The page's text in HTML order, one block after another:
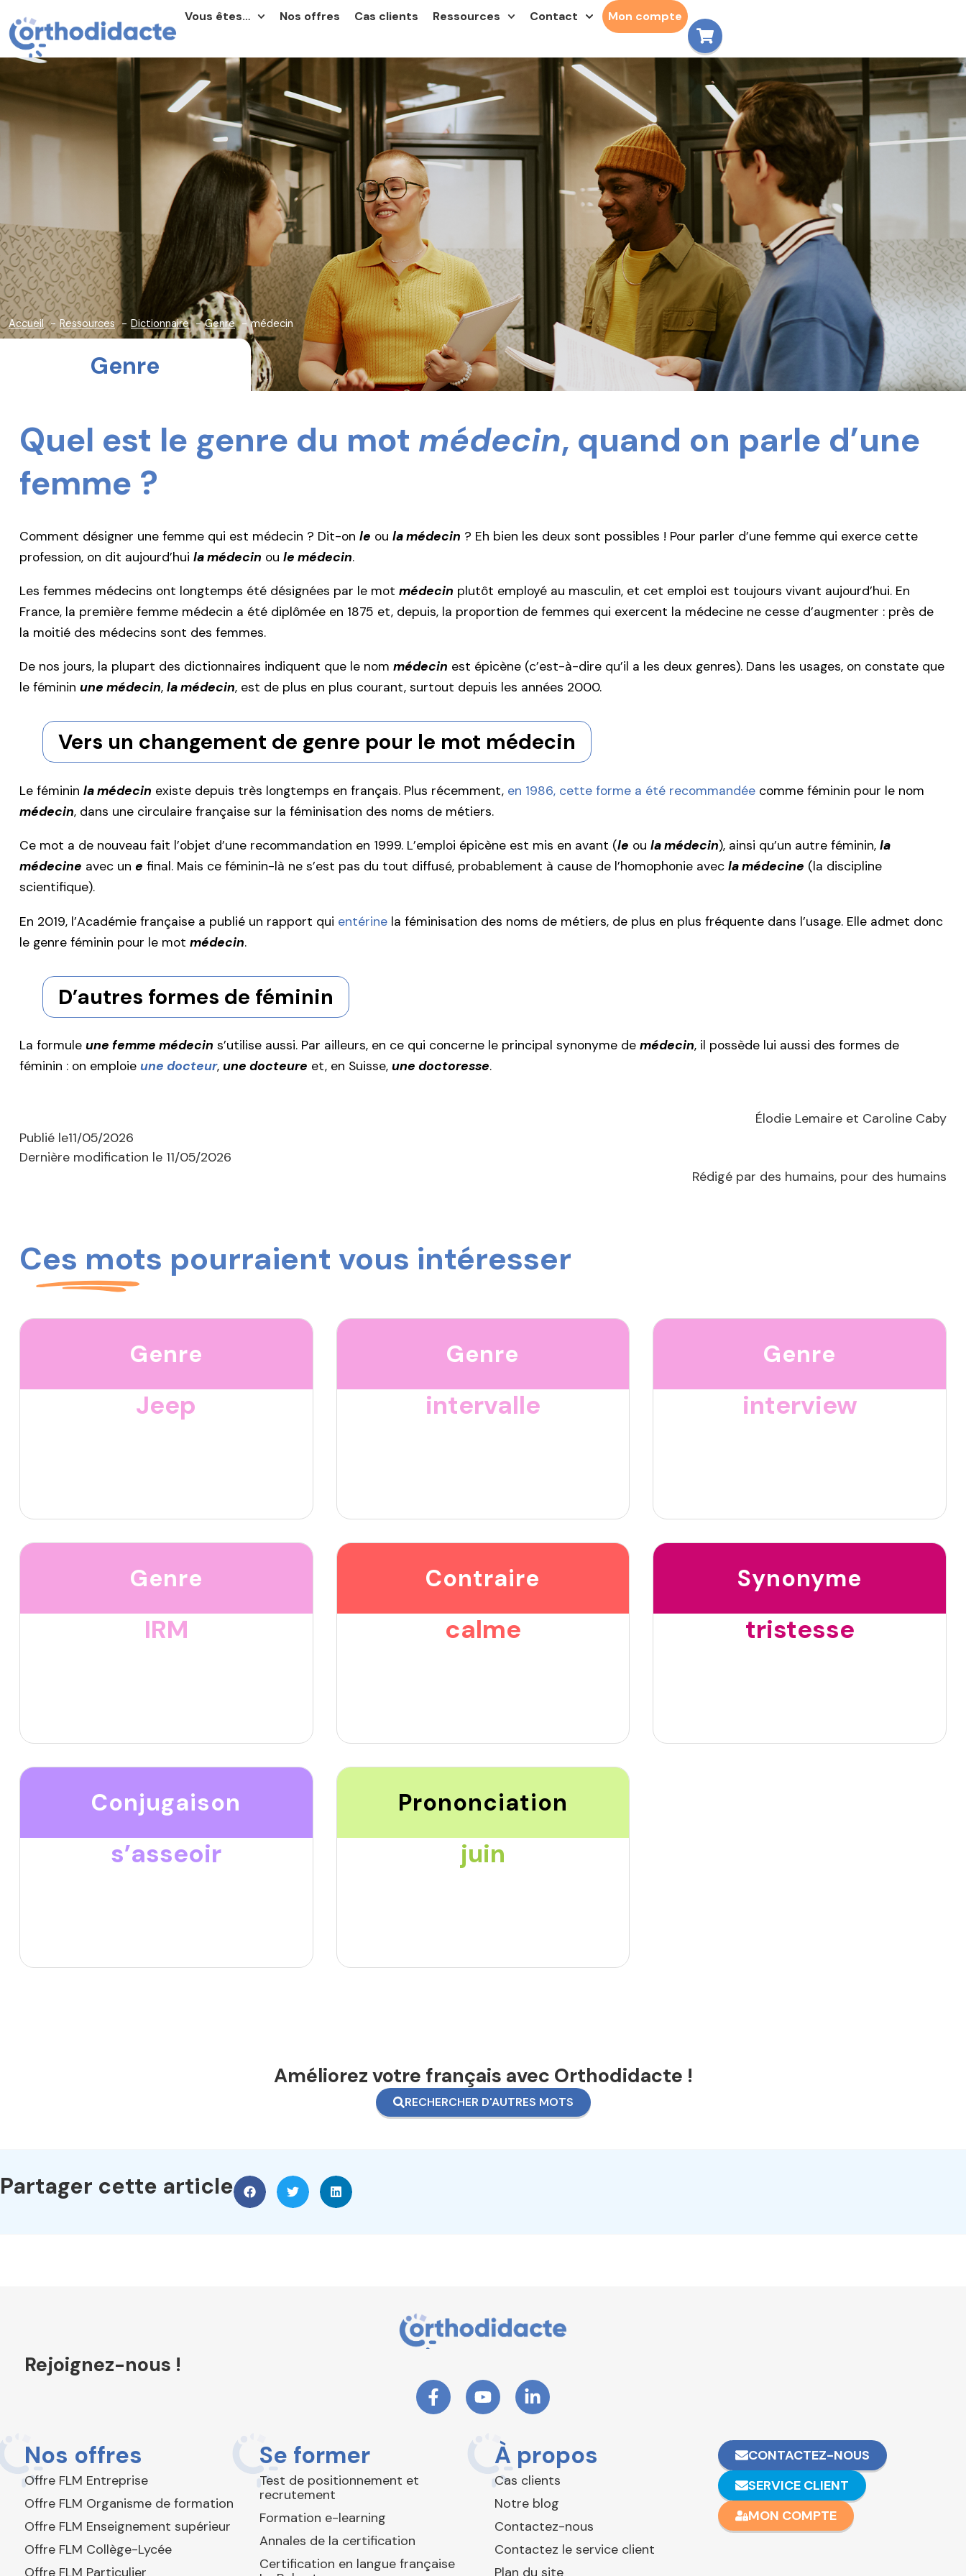
Vous êtes… Nos offres Cas clients Ressources Contact Mon compte
Accueil Ressources Dictionnaire Genre médecin
Genre
Quel est le genre du mot médecin, quand on parle d’une
femme ?
Comment désigner une femme qui est médecin ? Dit-on le ou la médecin ? Eh bien les deux sont possibles ! Pour parler d’une femme qui exerce cette
profession, on dit aujourd’hui la médecin ou le médecin.
Les femmes médecins ont longtemps été désignées par le mot médecin plutôt employé au masculin, et cet emploi est toujours vivant aujourd’hui. En
France, la première femme médecin a été diplômée en 1875 et, depuis, la proportion de femmes qui exercent la médecine ne cesse d’augmenter : près de
la moitié des médecins sont des femmes.
De nos jours, la plupart des dictionnaires indiquent que le nom médecin est épicène (c’est-à-dire qu’il a les deux genres). Dans les usages, on constate que
le féminin une médecin, la médecin, est de plus en plus courant, surtout depuis les années 2000.
Vers un changement de genre pour le mot médecin
Le féminin la médecin existe depuis très longtemps en français. Plus récemment, en 1986, cette forme a été recommandée comme féminin pour le nom
médecin, dans une circulaire française sur la féminisation des noms de métiers.
Ce mot a de nouveau fait l’objet d’une recommandation en 1999. L’emploi épicène est mis en avant (le ou la médecin), ainsi qu’un autre féminin, la
médecine avec un e final. Mais ce féminin-là ne s’est pas du tout diffusé, probablement à cause de l’homophonie avec la médecine (la discipline
scientifique).
En 2019, l’Académie française a publié un rapport qui entérine la féminisation des noms de métiers, de plus en plus fréquente dans l’usage. Elle admet donc
le genre féminin pour le mot médecin.
D’autres formes de féminin
La formule une femme médecin s’utilise aussi. Par ailleurs, en ce qui concerne le principal synonyme de médecin, il possède lui aussi des formes de
féminin : on emploie une docteur, une docteure et, en Suisse, une doctoresse.
Élodie Lemaire et Caroline Caby
Publié le11/05/2026
Dernière modification le 11/05/2026
Rédigé par des humains, pour des humains
Ces mots pourraient vous intéresser
Genre
Jeep
Genre
intervalle
Genre
interview
Genre
IRM
Contraire
calme
Synonyme
tristesse
Conjugaison
s’asseoir
Prononciation
juin
Améliorez votre français avec Orthodidacte !
RECHERCHER D'AUTRES MOTS
Partager cette article
Rejoignez-nous !
Nos offres
Offre FLM Entreprise
Offre FLM Organisme de formation
Offre FLM Enseignement supérieur
Offre FLM Collège-Lycée
Offre FLM Particulier
Se former
Test de positionnement et
recrutement
Formation e-learning
Annales de la certification
Certification en langue française
À propos
Cas clients
Notre blog
Contactez-nous
Contactez le service client
Plan du site
CONTACTEZ-NOUS
SERVICE CLIENT
MON COMPTE